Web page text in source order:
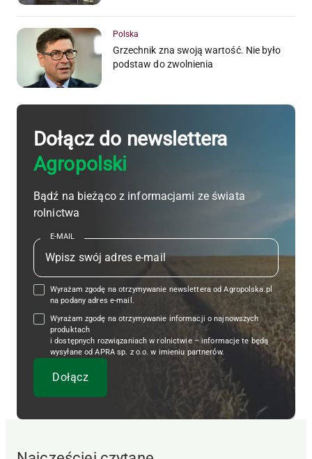
Polska
Grzechnik zna swoją wartość. Nie było
podstaw do zwolnienia
Dołącz do newslettera
Agropolski
Bądź na bieżąco z informacjami ze świata
rolnictwa
E-MAIL
Wyrażam zgodę na otrzymywanie newslettera od Agropolska.pl
na podany adres e-mail.
Wyrażam zgodę na otrzymywanie informacji o najnowszych
produktach
i dostępnych rozwiązaniach w rolnictwie – informacje te będą
wysyłane od APRA sp. z o.o. w imieniu partnerów.